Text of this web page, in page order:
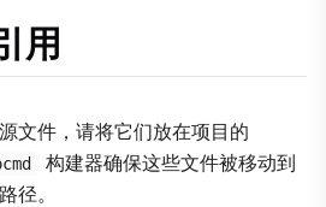
用
文件，请将它们放在项目的
构建器确保这些文件被移动到
径。